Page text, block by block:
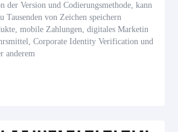
der Version und Codierungsmethode, kann
Tausenden von Zeichen speichern
mobile Zahlungen, digitales Marketin
Corporate Identity Verification und
anderem